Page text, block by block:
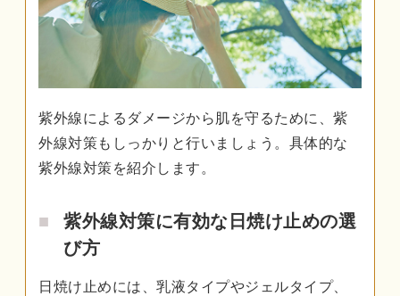
紫外線によるダメージから肌を守るために、紫
外線対策もしっかりと行いましょう。具体的な
紫外線対策を紹介します。
紫外線対策に有効な日焼け止めの選
び方
日焼け止めには、乳液タイプやジェルタイプ、